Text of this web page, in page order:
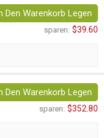
Den Warenkorb Legen
sparen: $39.60
Den Warenkorb Legen
sparen: $352.80